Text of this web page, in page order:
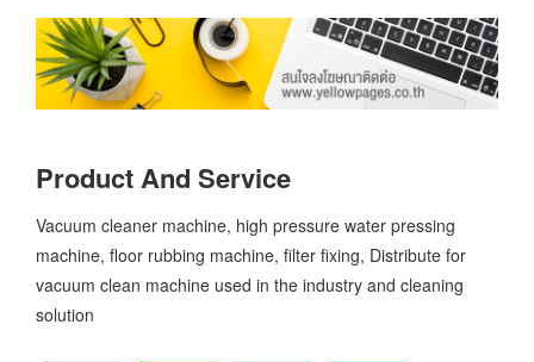
Product And Service
Vacuum cleaner machine, high pressure water pressing
machine, floor rubbing machine, filter fixing, Distribute for
vacuum clean machine used in the industry and cleaning
solution